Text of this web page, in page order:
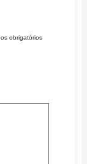
obrigatórios